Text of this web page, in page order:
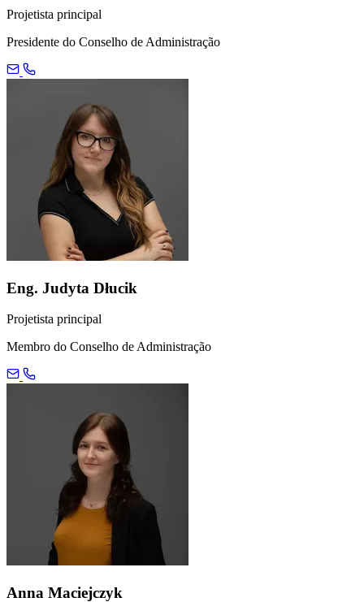
Projetista principal
Presidente do Conselho de Administração
Eng. Judyta Dłucik
Projetista principal
Membro do Conselho de Administração
Anna Maciejczyk